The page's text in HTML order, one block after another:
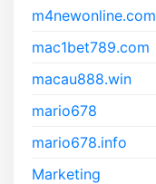
m4newonline.com
mac1bet789.com
macau888.win
mario678
mario678.info
Marketing